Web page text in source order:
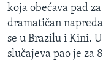
koja obećava pad
dramatičan
se u Brazilu i Kini.
slučajeva pao je za